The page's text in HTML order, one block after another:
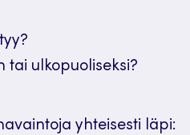
tai ulkopuoliseksi?
yhteisesti läpi: